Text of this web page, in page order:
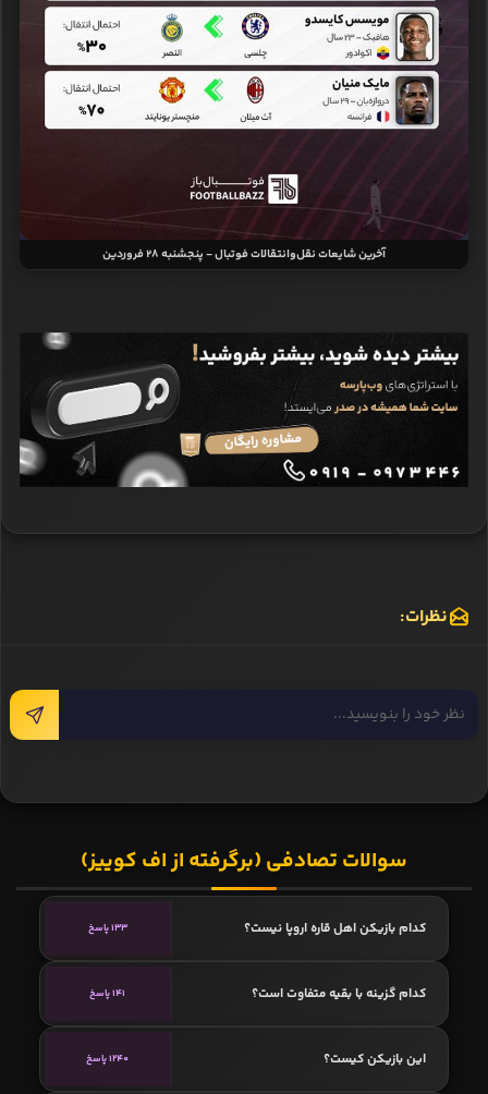
آخرین شایعات نقل‌وانتقالات فوتبال - پنجشنبه 28 فروردین
نظرات:
سوالات تصادفی (برگرفته از اف کوییز)
کدام بازیکن اهل قاره اروپا نیست؟ 133 پاسخ
کدام گزینه با بقیه متفاوت است؟ 141 پاسخ
این بازیکن کیست؟ 1240 پاسخ